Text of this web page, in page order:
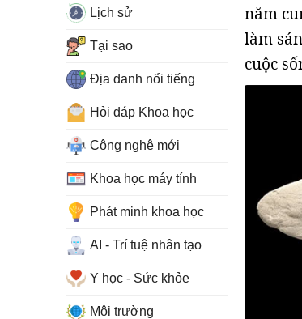
năm
làm
cuộc
Lịch sử
Tại sao
Địa danh nổi tiếng
Hỏi đáp Khoa học
Công nghệ mới
Khoa học máy tính
Phát minh khoa học
AI - Trí tuệ nhân tạo
Y học - Sức khỏe
Môi trường